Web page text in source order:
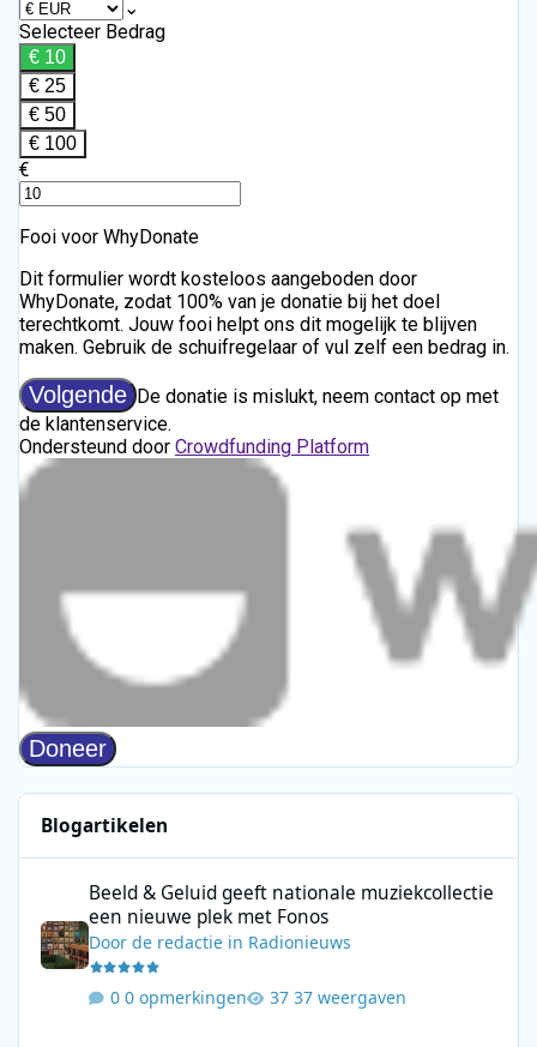
Blogartikelen
Beeld & Geluid geeft nationale muziekcollectie
een nieuwe plek met Fonos
Doorde redactie in Radionieuws
0 opmerkingen 37 weergaven